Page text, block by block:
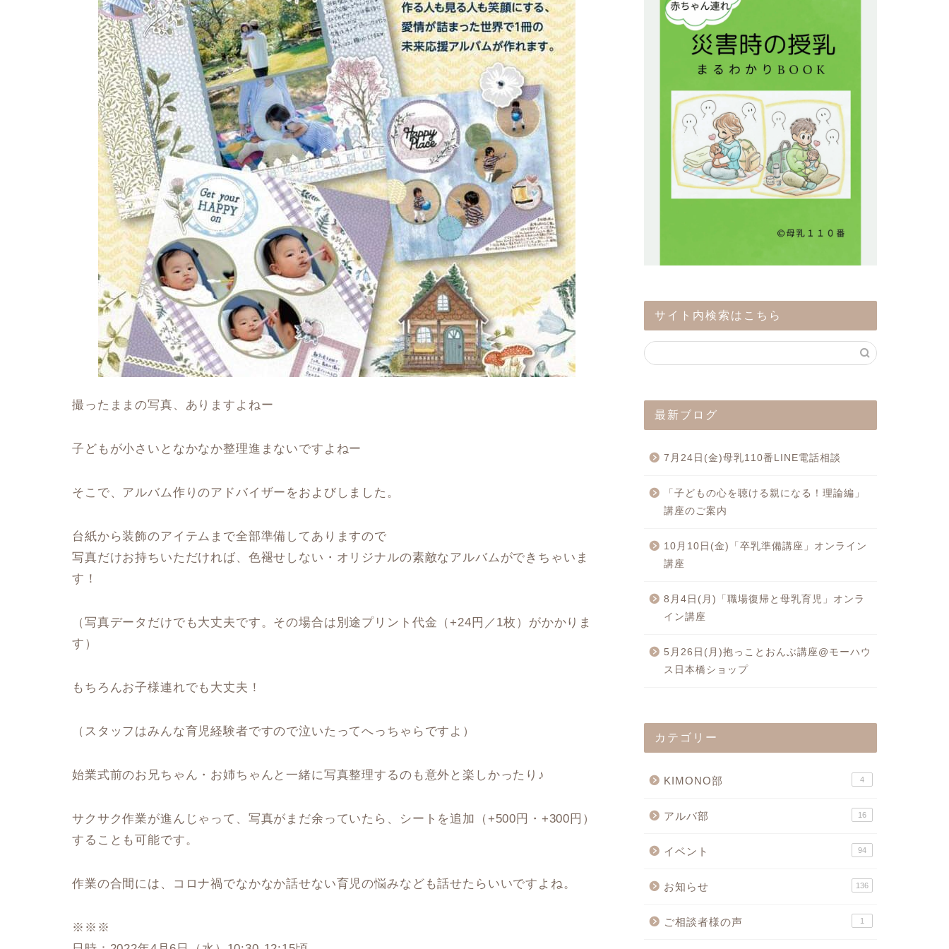
撮ったままの写真、ありますよねー
子どもが小さいとなかなか整理進まないですよねー
そこで、アルバム作りのアドバイザーをおよびしました。
台紙から装飾のアイテムまで全部準備してありますので
写真だけお持ちいただければ、色褪せしない・オリジナルの素敵なアルバムができちゃいま
す！
（写真データだけでも大丈夫です。その場合は別途プリント代金（+24円／1枚）がかかりま
す）
もちろんお子様連れでも大丈夫！
（スタッフはみんな育児経験者ですので泣いたってへっちゃらですよ）
始業式前のお兄ちゃん・お姉ちゃんと一緒に写真整理するのも意外と楽しかったり♪
サクサク作業が進んじゃって、写真がまだ余っていたら、シートを追加（+500円・+300円）
することも可能です。
作業の合間には、コロナ禍でなかなか話せない育児の悩みなども話せたらいいですよね。
※※※
サイト内検索はこちら
最新ブログ
7月24日(金)母乳110番LINE電話相談
「子どもの心を聴ける親になる！理論編」
講座のご案内
10月10日(金)「卒乳準備講座」オンライン
講座
8月4日(月)「職場復帰と母乳育児」オンラ
イン講座
5月26日(月)抱っことおんぶ講座@モーハウ
ス日本橋ショップ
カテゴリー
KIMONO部 4
アルバ部 16
イベント 94
お知らせ 136
ご相談者様の声 1